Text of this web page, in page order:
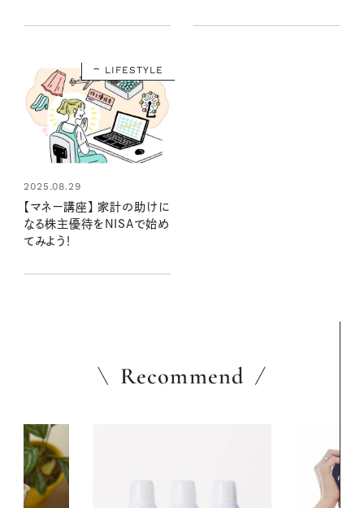
LIFESTYLE
2025.08.29
【マネー講座】 家計の助けに
なる株主優待をNISAで始め
てみよう！
Recommend